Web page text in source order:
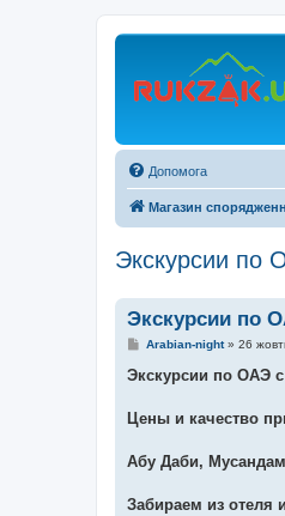
Допомога
Магазин
Экскурсии по
Экскурсии по
П
в
о
е
н
я
Arabian-night» 26
Экскурсии по ОАЭ
Цены и качество
Абу Даби,
Забираем из отеля